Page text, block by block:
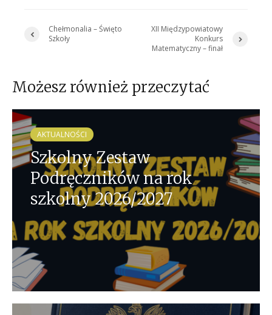
Chełmonalia – Święto
Szkoły
XII Międzypowiatowy
Konkurs
Matematyczny – finał
Możesz również przeczytać
AKTUALNOŚCI
Szkolny Zestaw
Podręczników na rok
szkolny 2026/2027